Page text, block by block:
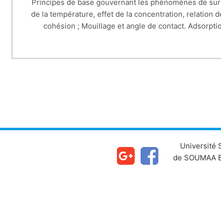
Principes de base gouvernant les phénomènes de
de la température, effet de la concentration, relation
cohésion ; Mouillage et angle de contact.
détermination de la surface d’un solide. Equilibres
Université
de SOUMAA